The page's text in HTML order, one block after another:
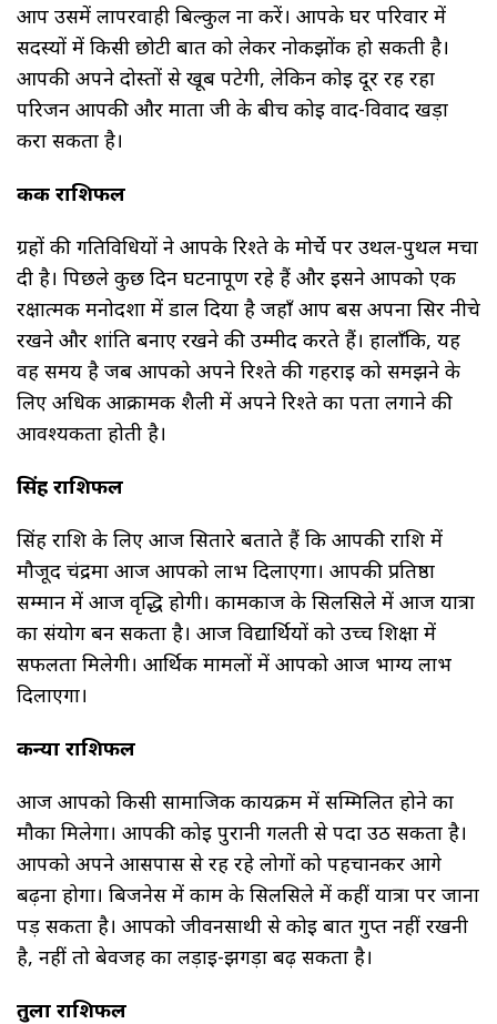
आप उसमें लापरवाही बिल्कुल ना करें। आपके घर परिवार में
सदस्यों में किसी छोटी बात को लेकर नोकझोंक हो सकती है।
आपकी अपने दोस्तों से खूब पटेगी, लेकिन कोई दूर रह रहा
परिजन आपकी और माता जी के बीच कोई वाद-विवाद खड़ा
करा सकता है।
कर्क राशिफल
ग्रहों की गतिविधियों ने आपके रिश्ते के मोर्चे पर उथल-पुथल मचा
दी है। पिछले कुछ दिन घटनापूर्ण रहे हैं और इसने आपको एक
रक्षात्मक मनोदशा में डाल दिया है जहाँ आप बस अपना सिर नीचे
रखने और शांति बनाए रखने की उम्मीद करते हैं। हालाँकि, यह
वह समय है जब आपको अपने रिश्ते की गहराई को समझने के
लिए अधिक आक्रामक शैली में अपने रिश्ते का पता लगाने की
आवश्यकता होती है।
सिंह राशिफल
सिंह राशि के लिए आज सितारे बताते हैं कि आपकी राशि में
मौजूद चंद्रमा आज आपको लाभ दिलाएगा। आपकी प्रतिष्ठा
सम्मान में आज वृद्धि होगी। कामकाज के सिलसिले में आज यात्रा
का संयोग बन सकता है। आज विद्यार्थियों को उच्च शिक्षा में
सफलता मिलेगी। आर्थिक मामलों में आपको आज भाग्य लाभ
दिलाएगा।
कन्या राशिफल
आज आपको किसी सामाजिक कार्यक्रम में सम्मिलित होने का
मौका मिलेगा। आपकी कोई पुरानी गलती से पर्दा उठ सकता है।
आपको अपने आसपास से रह रहे लोगों को पहचानकर आगे
बढ़ना होगा। बिजनेस में काम के सिलसिले में कहीं यात्रा पर जाना
पड़ सकता है। आपको जीवनसाथी से कोई बात गुप्त नहीं रखनी
है, नहीं तो बेवजह का लड़ाई-झगड़ा बढ़ सकता है।
तुला राशिफल